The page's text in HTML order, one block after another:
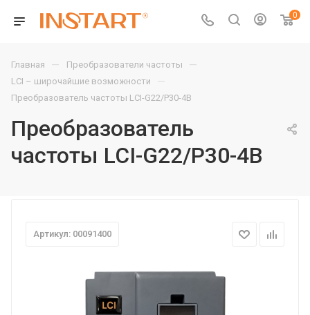
0
Главная — Преобразователи частоты —
LCI – широчайшие возможности —
Преобразователь частоты LCI-G22/P30-4B
Преобразователь
частоты LCI-G22/P30-4B
Артикул: 00091400